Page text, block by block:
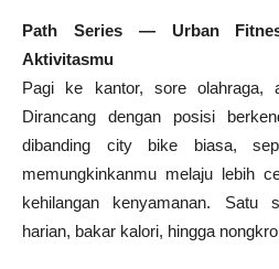
Path Series — Urban
Aktivitasmu
Pagi ke kantor, sore olahraga,
Dirancang dengan posisi
dibanding city bike biasa,
memungkinkanmu melaju lebih
kehilangan kenyamanan. Satu
harian, bakar kalori, hingga